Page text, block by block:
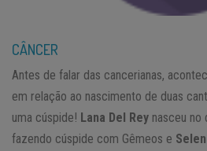
CÂNCER
Antes de falar das cancerianas,
em relação ao nascimento de duas
uma cúspide! Lana Del Rey nasceu no
fazendo cúspide com Gêmeos e